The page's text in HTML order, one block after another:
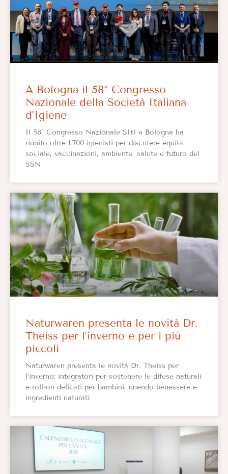
A Bologna il 58° Congresso
Nazionale della Società Italiana
d’Igiene
Il 58° Congresso Nazionale SItI a Bologna ha
riunito oltre 1.700 igienisti per discutere equità
sociale, vaccinazioni, ambiente, salute e futuro del
SSN
Naturwaren presenta le novità Dr.
Theiss per l’inverno e per i più
piccoli
Naturwaren presenta le novità Dr. Theiss per
l’inverno: integratori per sostenere le difese naturali
e roll-on delicati per bambini, unendo benessere e
ingredienti naturali.